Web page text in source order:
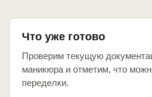
Что уже готово
Проверим текущую
маникюра и отметим, что
переделки.